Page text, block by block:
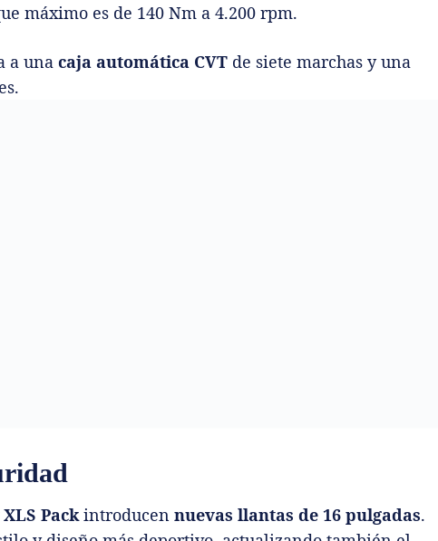
máximo es de 140 Nm a 4.200 rpm.
a una caja automática CVT de siete marchas y una
Packintroducen nuevas llantas de 16 pulgadas.